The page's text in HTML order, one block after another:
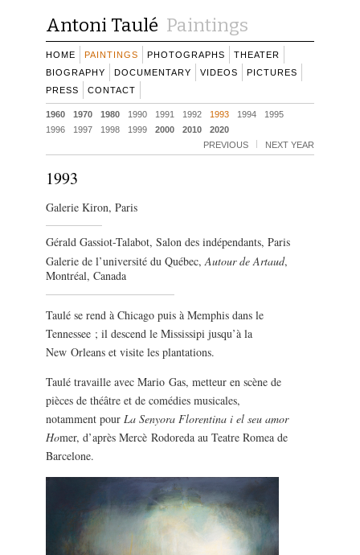
Antoni Taulé Paintings
HOME PAINTINGS PHOTOGRAPHS
THEATER
BIOGRAPHY
DOCUMENTARY VIDEOS
PICTURES
PRESS
CONTACT
1960 1970 1980 1990 1991 1992 1993 1994
1995
1996
1997 1998 1999 2000 2010
2020
PREVIOUS
NEXT YEAR
1993
Galerie Kiron, Paris
Gérald Gassiot-Talabot, Salon des indépendants, Paris
Galerie de l’université du Québec,Autour de Artaud,
Montréal, Canada
Taulé se rend à Chicago puis à Memphis dans le
Tennessee ; il descend le Mississipi jusqu’à la
New Orleans et visite les plantations.
Taulé travaille avec Mario Gas, metteur en scène de
pièces de théâtre et de comédies musicales,
notamment pour La Senyora Florentina i el seu amor
Homer, d’après Mercè Rodoreda au Teatre Romea de
Barcelone.